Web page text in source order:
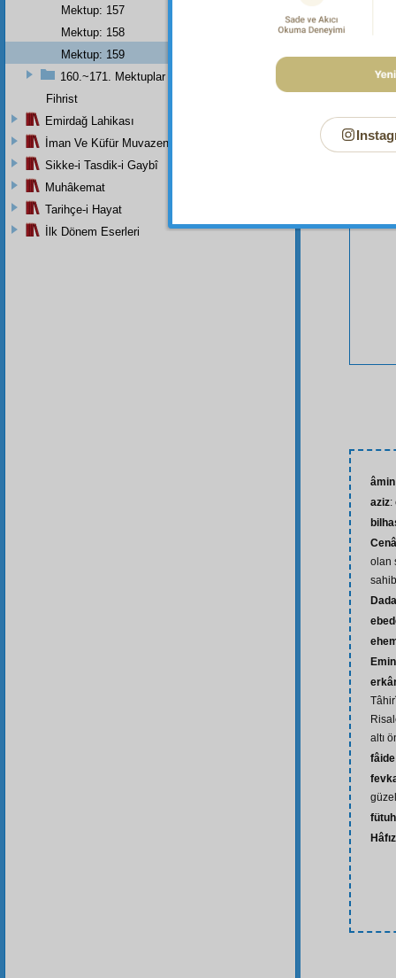
Bu
âmin
aziz:
olan
Emin
altı
fâide
güzel
Mektup: 157
Mektup: 158
Mektup: 159
160.~171. Mektuplar
Fihrist
Emirdağ Lahikası
İman Ve Küfür Muvazeneleri
Sikke-i Tasdik-i Gaybî
Muhâkemat
Tarihçe-i Hayat
İlk Dönem Eserleri